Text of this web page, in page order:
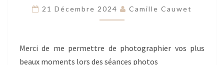
PLUS
BEAUX
LORS
DES
21 Décembre 2024 Camille Cauwet
Merci de me permettre de photographier vos plus
beaux moments lors des séances photos